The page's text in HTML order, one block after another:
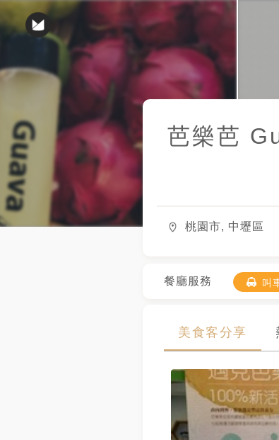
芭樂芭
桃園市, 中壢區
餐廳服務 叫
美食客分享